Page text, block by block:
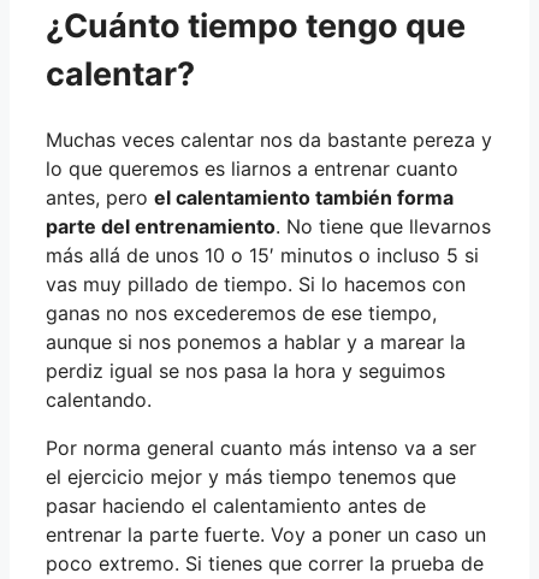
¿Cuánto tiempo tengo que
calentar?
Muchas veces calentar nos da bastante pereza y
lo que queremos es liarnos a entrenar cuanto
antes, pero el calentamiento también forma
parte del entrenamiento. No tiene que llevarnos
más allá de unos 10 o 15′ minutos o incluso 5 si
vas muy pillado de tiempo. Si lo hacemos con
ganas no nos excederemos de ese tiempo,
aunque si nos ponemos a hablar y a marear la
perdiz igual se nos pasa la hora y seguimos
calentando.
Por norma general cuanto más intenso va a ser
el ejercicio mejor y más tiempo tenemos que
pasar haciendo el calentamiento antes de
entrenar la parte fuerte. Voy a poner un caso un
poco extremo. Si tienes que correr la prueba de